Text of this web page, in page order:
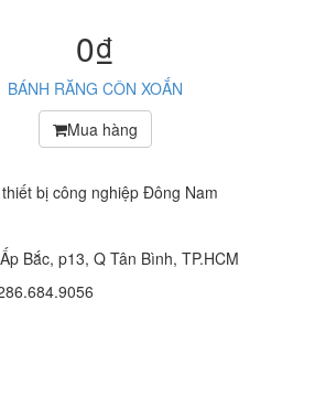
0₫
BÁNH RĂNG CÔN XOẮN
Mua hàng
bị công nghiệp Đông Nam
Bắc, p13, Q Tân Bình, TP.HCM